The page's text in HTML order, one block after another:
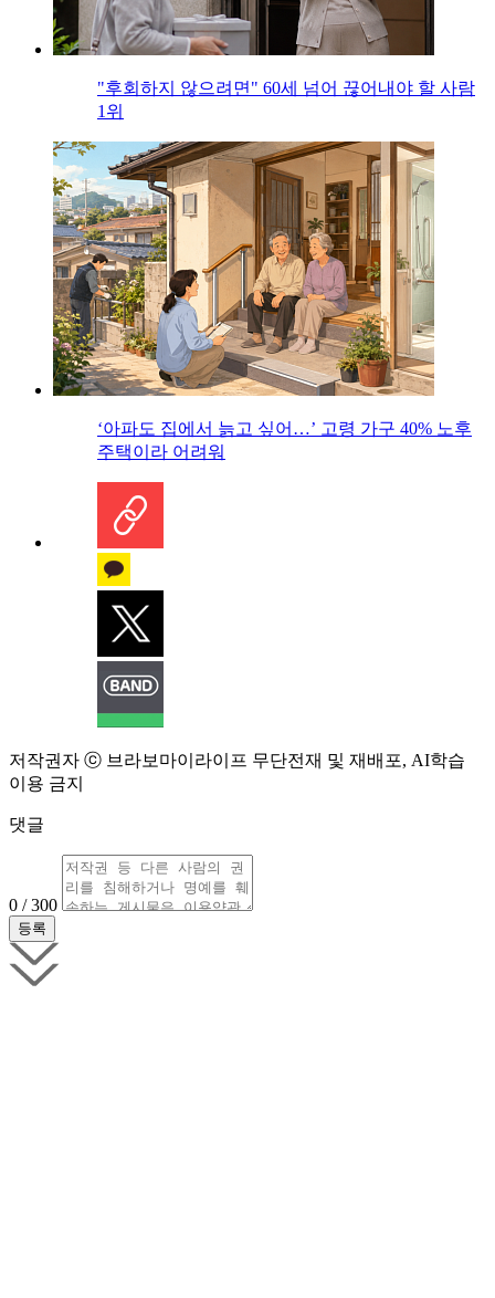
"후회하지 않으려면" 60세 넘어 끊어내야 할 사람
1위
‘아파도 집에서 늙고 싶어…’ 고령 가구 40% 노후
주택이라 어려워
저작권자 ⓒ 브라보마이라이프 무단전재 및 재배포, AI학습
이용 금지
댓글
0 / 300